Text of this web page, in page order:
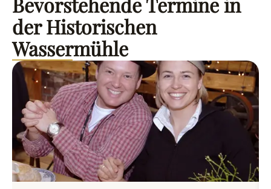
der Historischen
Wassermühle